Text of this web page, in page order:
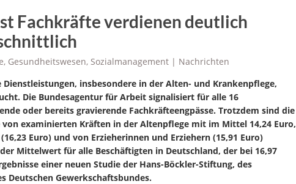
Fachkräfte verdienen deutlich
, Gesundheitswesen, Sozialmanagement | Nachrichten
Dienstleistungen, insbesondere in der Alten- und Krankenpflege,
Die Bundesagentur für Arbeit signalisiert für alle 16
oder bereits gravierende Fachkräfteengpässe. Trotzdem sind die
examinierten Kräften in der Altenpflege mit im Mittel 14,24 Euro,
Euro) und von Erzieherinnen und Erziehern (15,91 Euro)
Mittelwert für alle Beschäftigten in Deutschland, der bei 16,97
einer neuen Studie der Hans-Böckler-Stiftung, des
Deutschen Gewerkschaftsbundes.